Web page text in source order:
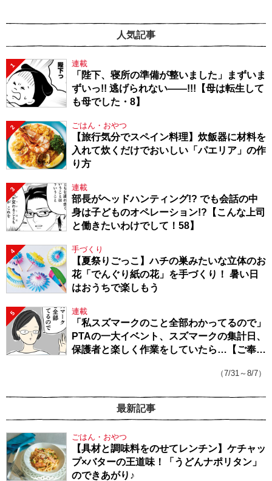
人気記事
1 連載
「陛下、寝所の準備が整いました」まずいま
ずいっ!! 逃げられない――!!!【母は転生して
も母でした・8】
2 ごはん・おやつ
【旅行気分でスペイン料理】炊飯器に材料を
入れて炊くだけでおいしい「パエリア」の作
り方
3 連載
部長がヘッドハンティング!? でも会話の中
身は子どものオペレーション!?【こんな上司
と働きたいわけでして！58】
4 手づくり
【夏祭りごっこ】ハチの巣みたいな立体のお
花「でんぐり紙の花」を手づくり！ 暑い日
はおうちで楽しもう
5 連載
「私スズマークのこと全部わかってるので」
PTAの一大イベント、スズマークの集計日、
保護者と楽しく作業をしていたら…【ご奉仕
（7/31～8/7）
最新記事
ごはん・おやつ
【具材と調味料をのせてレンチン】ケチャッ
プ×バターの王道味！「うどんナポリタン」
のできあがり♪